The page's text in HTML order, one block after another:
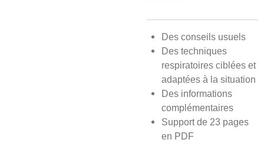
Des conseils usuels
Des techniques
respiratoires ciblées et
adaptées à la situation
Des informations
complémentaires
Support de 23 pages
en PDF